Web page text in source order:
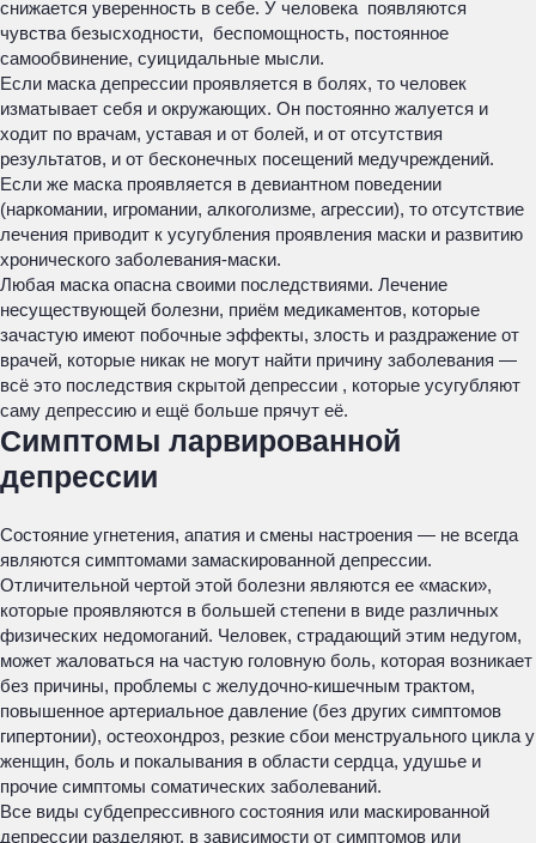
снижается уверенность в себе. У человека появляются
чувства безысходности, беспомощность, постоянное
самообвинение, суицидальные мысли.
Если маска депрессии проявляется в болях, то человек
изматывает себя и окружающих. Он постоянно жалуется и
ходит по врачам, уставая и от болей, и от отсутствия
результатов, и от бесконечных посещений медучреждений.
Если же маска проявляется в девиантном поведении
(наркомании, игромании, алкоголизме, агрессии), то отсутствие
лечения приводит к усугубления проявления маски и развитию
хронического заболевания-маски.
Любая маска опасна своими последствиями. Лечение
несуществующей болезни, приём медикаментов, которые
зачастую имеют побочные эффекты, злость и раздражение от
врачей, которые никак не могут найти причину заболевания —
всё это последствия скрытой депрессии , которые усугубляют
саму депрессию и ещё больше прячут её.
Симптомы ларвированной
депрессии
Состояние угнетения, апатия и смены настроения — не всегда
являются симптомами замаскированной депрессии.
Отличительной чертой этой болезни являются ее «маски»,
которые проявляются в большей степени в виде различных
физических недомоганий. Человек, страдающий этим недугом,
может жаловаться на частую головную боль, которая возникает
без причины, проблемы с желудочно-кишечным трактом,
повышенное артериальное давление (без других симптомов
гипертонии), остеохондроз, резкие сбои менструального цикла у
женщин, боль и покалывания в области сердца, удушье и
прочие симптомы соматических заболеваний.
Все виды субдепрессивного состояния или маскированной
депрессии разделяют, в зависимости от симптомов или